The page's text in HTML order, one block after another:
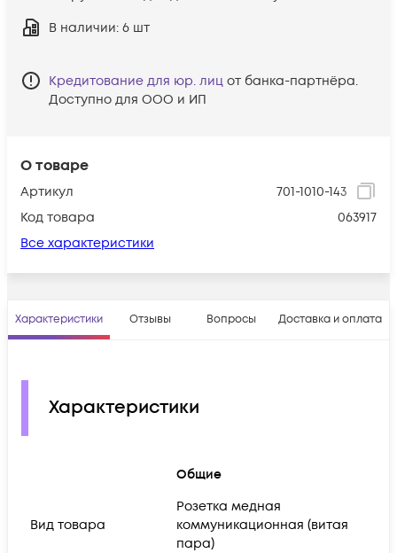
О товаре
Артикул
701-1010-143
Код товара
063917
Все характеристики
В наличии: 6 шт
Кредитование для юр. лиц от банка-партнёра.
Доступно для ООО и ИП
Характеристики Отзывы Вопросы Доставка и оплата
Характеристики
Общие
Вид товара
Розетка медная
коммуникационная (витая
пара)